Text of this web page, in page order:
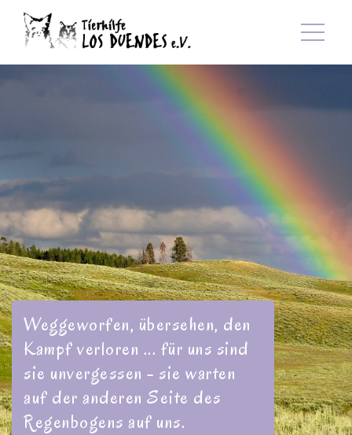
Weggeworfen, übersehen, den
Kampf verloren ... für uns sind
sie unvergessen - sie warten
auf der anderen Seite des
Regenbogens auf uns.